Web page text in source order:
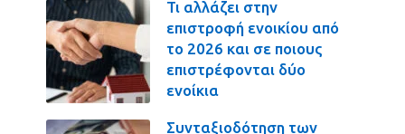
Τι αλλάζει στην
επιστροφή ενοικίου από
το 2026 και σε ποιους
επιστρέφονται δύο
ενοίκια
Συνταξιοδότηση των